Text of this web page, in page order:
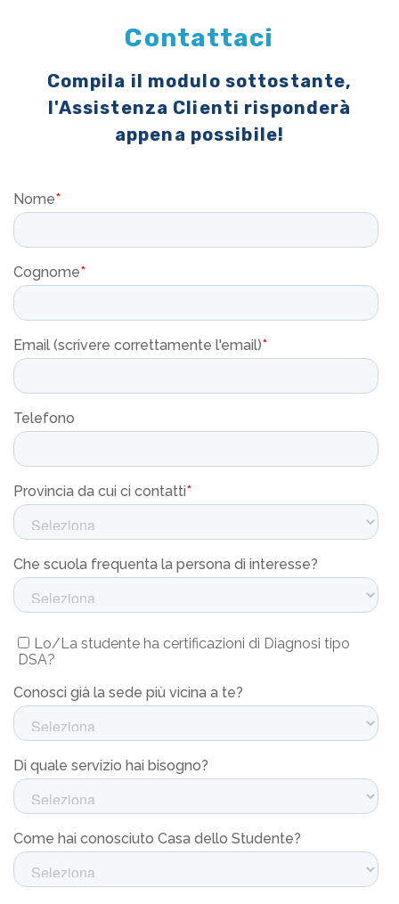
Contattaci
Compila il modulo sottostante,
l'Assistenza Clienti risponderà
appena possibile!